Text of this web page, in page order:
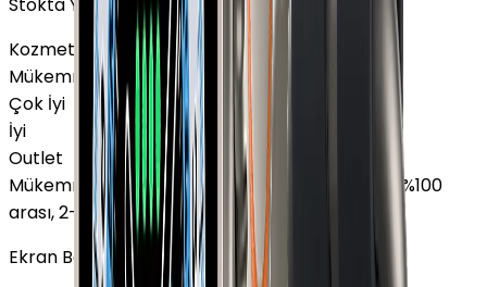
Kozmetik Durumu Nasıl Görünüyor?
Mükemmel
Çok İyi
İyi
Outlet
Mükemmel: Ekranda leke yok, Pil sağlığı %85 - %100
arası, 2-3 hafif çizik
Ekran Boyutu